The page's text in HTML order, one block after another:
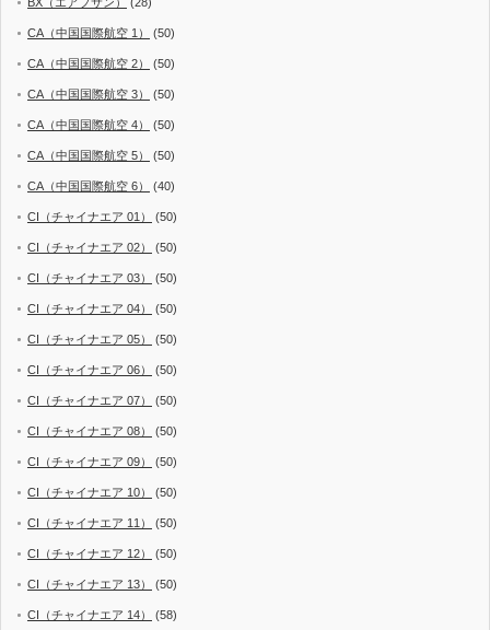
CA（中国国際航空 1） (50)
CA（中国国際航空 2） (50)
CA（中国国際航空 3） (50)
CA（中国国際航空 4） (50)
CA（中国国際航空 5） (50)
CA（中国国際航空 6） (40)
CI（チャイナエア 01） (50)
CI（チャイナエア 02） (50)
CI（チャイナエア 03） (50)
CI（チャイナエア 04） (50)
CI（チャイナエア 05） (50)
CI（チャイナエア 06） (50)
CI（チャイナエア 07） (50)
CI（チャイナエア 08） (50)
CI（チャイナエア 09） (50)
CI（チャイナエア 10） (50)
CI（チャイナエア 11） (50)
CI（チャイナエア 12） (50)
CI（チャイナエア 13） (50)
CI（チャイナエア 14） (58)